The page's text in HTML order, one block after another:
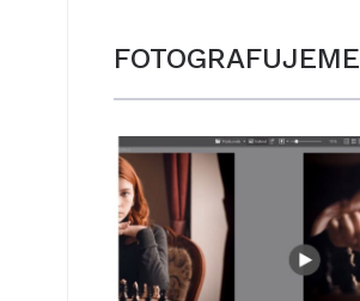
FOTOGRAFUJEME